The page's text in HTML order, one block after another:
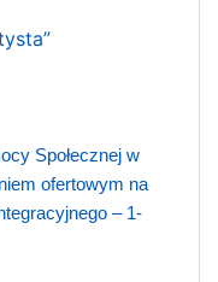
Społecznej w
ofertowym na
– 1-